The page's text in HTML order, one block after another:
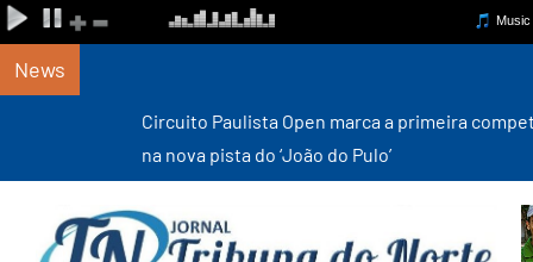
News
Circuito Paulista Open marca a primeira competição estadual
na nova pista do ‘João do Pulo’